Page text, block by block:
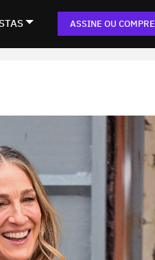
ASSINE OU COMPRE